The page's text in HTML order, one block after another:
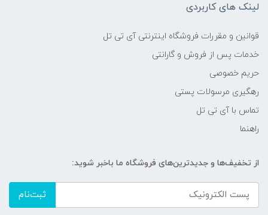
لینک های کاربردی
قوانین و مقررات فروشگاه اینترنتی آی تی تل
خدمات پس از فروش و گارانتی
حریم خصوصی
رهگیری مرسولات پستی
تماس با آی تی تل
راهنما
از تخفیف‌ها و جدیدترین‌های فروشگاه ما باخبر شوید:
ثبت‌نام